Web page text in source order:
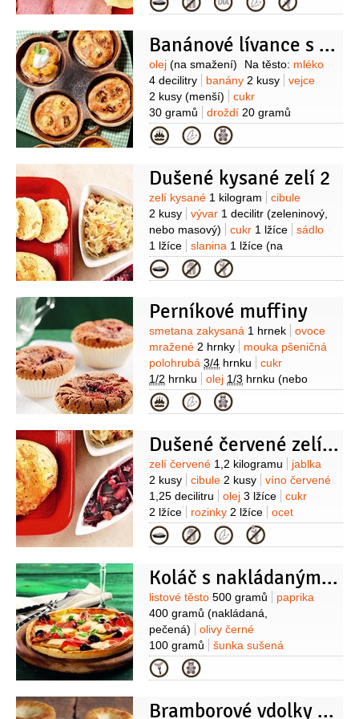
2 lžíce
kmín1/2lžičky
pepř černý
Banánové lívance s dýňovou marmeládou
Suroviny
olej (na smažení) Na těsto: mléko
4 decilitry
banány 2 kusy
vejce
2 kusy (menší)
cukr
30 gramů
droždí 20 gramů
(čerstvé)
sůl citronová kůra
pšeničná hladká300 gramů Na
(dužina)
šťáva pomerančová
1/2decilitru
šťáva zázvorová
1 lžíce
sůl cukr 100 gramů
Kategorie
Dušené kysané zelí 2
Suroviny
zelí kysané 1 kilogram
cibule
2 kusy
vývar 1 decilitr (zeleninový,
nebo masový)
cukr 1 lžíce
sádlo
1 lžíce
slanina 1 lžíce (na
kostičky)
ocet1/2
1 kus (celý) nové koření2 kuličky
Kategorie
Perníkové muffiny
Suroviny
smetana zakysaná 1 hrnek
ovoce
mražené 2 hrnky
mouka pšeničná
polohrubá 3/4 hrnku
cukr
1/2 hrnku olej 1/3 hrnku (nebo
rozpuštěné máslo)
1 kus
kypřící prášek do perníku
1/3lžičky kakao2 lžíce
Kategorie
Dušené červené zelí s jablky
Suroviny
zelí červené 1,2 kilogramu
jablka
2 kusy
cibule 2 kusy
víno červené
1,25 decilitru
olej 3 lžíce
cukr
2 lžíce
rozinky 2 lžíce
ocet
1 lžíce
zavařenina rybízová
Kategorie
Koláč s nakládanými paprikami
Suroviny
listové těsto 500 gramů
paprika
400 gramů (nakládaná,
pečená)
olivy černé
100 gramů
šunka sušená
60 gramů
4 lžíce
oregano
hladká(na pomoučení válu)
Kategorie
Bramborové vdolky s mrkvovou marmeládou